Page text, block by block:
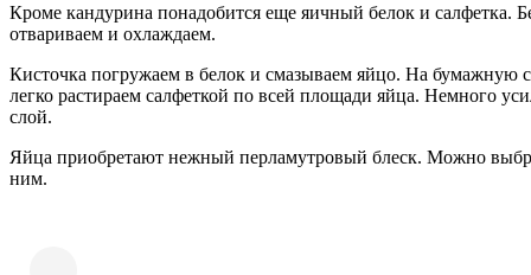
Кроме кандурина понадобится еще яичный белок и салфетка.
отвариваем и охлаждаем.
Кисточка погружаем в белок и смазываем яйцо. На бумажную
легко растираем салфеткой по всей площади яйца. Немного
слой.
Яйца приобретают нежный перламутровый блеск. Можно
ним.